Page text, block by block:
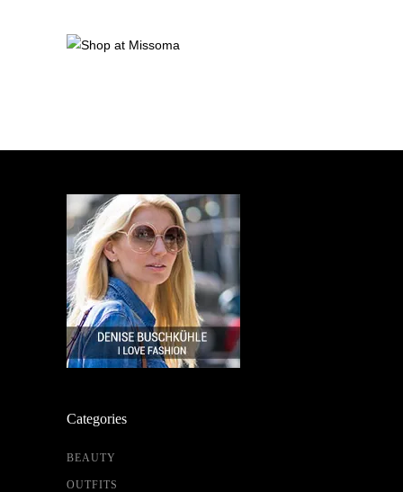
Categories
BEAUTY
OUTFITS